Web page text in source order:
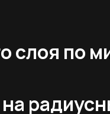
слоя по